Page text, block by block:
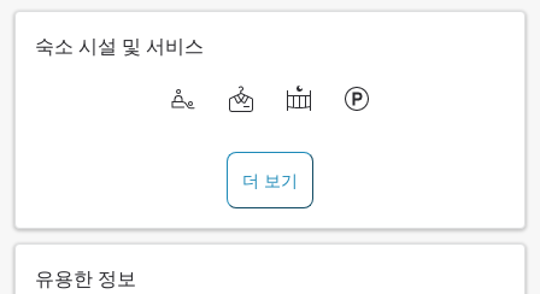
숙소 시설 및 서비스
더 보기
유용한 정보